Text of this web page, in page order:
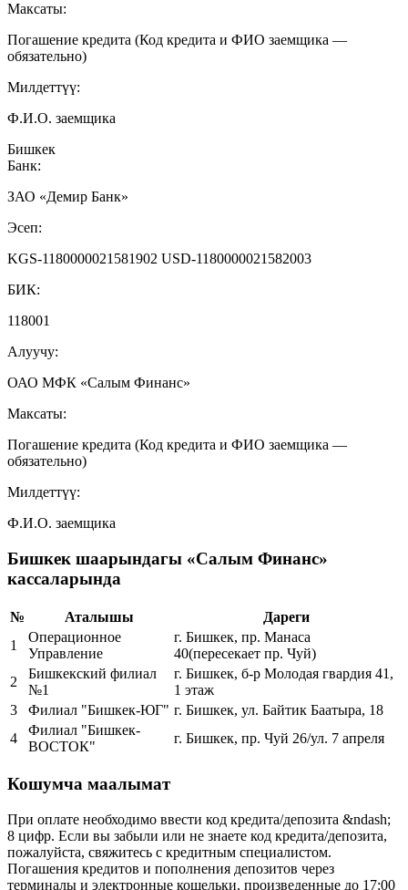
Максаты:
Погашение кредита (Код кредита и ФИО заемщика —
обязательно)
Милдеттүү:
Ф.И.О. заемщика
Бишкек
Банк:
ЗАО «Демир Банк»
Эсеп:
KGS-1180000021581902 USD-1180000021582003
БИК:
118001
Алуучу:
ОАО МФК «Салым Финанс»
Максаты:
Погашение кредита (Код кредита и ФИО заемщика —
обязательно)
Милдеттүү:
Ф.И.О. заемщика
Бишкек шаарындагы «Салым Финанс»
кассаларында
№ Аталышы
Дареги
1
Операционное
Управление
г. Бишкек, пр. Манаса
40(пересекает пр. Чуй)
2
Бишкекский филиал
№1
г. Бишкек, б-р Молодая гвардия 41,
1 этаж
3
Филиал "Бишкек-ЮГ" г. Бишкек, ул. Байтик Баатыра, 18
4
Филиал "Бишкек-
ВОСТОК"
г. Бишкек, пр. Чуй 26/ул. 7 апреля
Кошумча маалымат
При оплате необходимо ввести код кредита/депозита &ndash;
8 цифр. Если вы забыли или не знаете код кредита/депозита,
пожалуйста, свяжитесь с кредитным специалистом.
Погашения кредитов и пополнения депозитов через
терминалы и электронные кошельки, произведенные до 17:00